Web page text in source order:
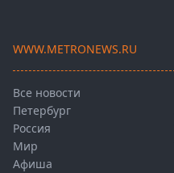
WWW.METRONEWS.RU
Все новости
Петербург
Россия
Мир
Афиша